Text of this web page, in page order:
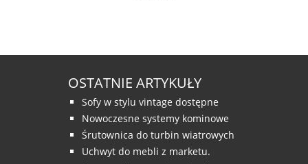
OSTATNIE ARTYKUŁY
Sofy w stylu vintage dostępne
Nowoczesne systemy kominowe
Śrutownica do turbin wiatrowych
Uchwyt do mebli z marketu.